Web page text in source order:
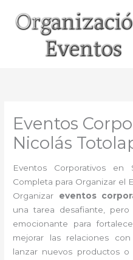
contenido
Eventos
Nicolás
Eventos Corporativos en
Completa para Organizar el
Organizar eventos
una tarea desafiante,
emocionante para
mejorar las relaciones
lanzar nuevos productos